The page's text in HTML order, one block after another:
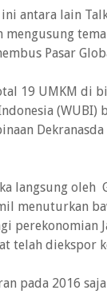
antara lain
Pasar
19 UMKM di
(WUBI)
Dekranasda
langsung oleh
menuturkan
perekonomian
telah diekspor
pada 2016 saja